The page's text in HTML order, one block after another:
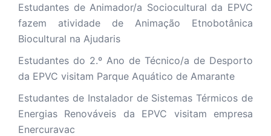
Estudantes de Animador/a Sociocultural da EPVC
fazem atividade de Animação Etnobotânica
Biocultural na Ajudaris
Estudantes do 2.º Ano de Técnico/a de Desporto
da EPVC visitam Parque Aquático de Amarante
Estudantes de Instalador de Sistemas Térmicos de
Energias Renováveis da EPVC visitam empresa
Enercuravac